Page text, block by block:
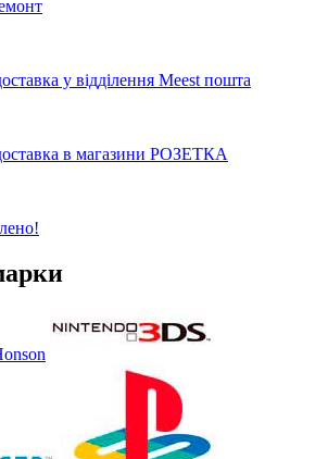
у відділення Meest пошта
в магазини РОЗЕТКА